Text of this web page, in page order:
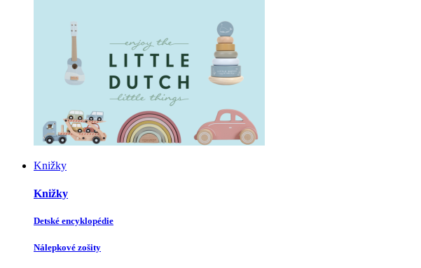
Knižky
Knižky
Detské encyklopédie
Nálepkové zošity